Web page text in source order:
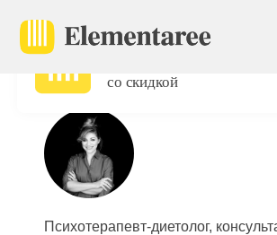
Ого! В приложении
со скидкой
Айва: польза и вред для организма
Психотерапевт-диетолог,